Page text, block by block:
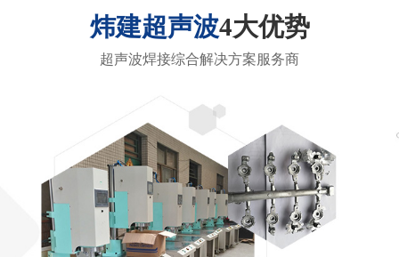
炜建超声波4大优势
超声波焊接综合解决方案服务商